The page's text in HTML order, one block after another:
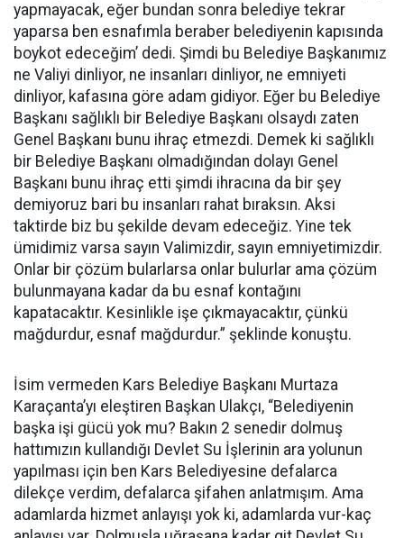
yapmayacak, eğer bundan sonra belediye tekrar
yaparsa ben esnafımla beraber belediyenin kapısında
boykot edeceğim’ dedi. Şimdi bu Belediye Başkanımız
ne Valiyi dinliyor, ne insanları dinliyor, ne emniyeti
dinliyor, kafasına göre adam gidiyor. Eğer bu Belediye
Başkanı sağlıklı bir Belediye Başkanı olsaydı zaten
Genel Başkanı bunu ihraç etmezdi. Demek ki sağlıklı
bir Belediye Başkanı olmadığından dolayı Genel
Başkanı bunu ihraç etti şimdi ihracına da bir şey
demiyoruz bari bu insanları rahat bıraksın. Aksi
taktirde biz bu şekilde devam edeceğiz. Yine tek
ümidimiz varsa sayın Valimizdir, sayın emniyetimizdir.
Onlar bir çözüm bularlarsa onlar bulurlar ama çözüm
bulunmayana kadar da bu esnaf kontağını
kapatacaktır. Kesinlikle işe çıkmayacaktır, çünkü
mağdurdur, esnaf mağdurdur.” şeklinde konuştu.
İsim vermeden Kars Belediye Başkanı Murtaza
Karaçanta’yı eleştiren Başkan Ulakçı, “Belediyenin
başka işi gücü yok mu? Bakın 2 senedir dolmuş
hattımızın kullandığı Devlet Su İşlerinin ara yolunun
yapılması için ben Kars Belediyesine defalarca
dilekçe verdim, defalarca şifahen anlatmışım. Ama
adamlarda hizmet anlayışı yok ki, adamlarda vur-kaç